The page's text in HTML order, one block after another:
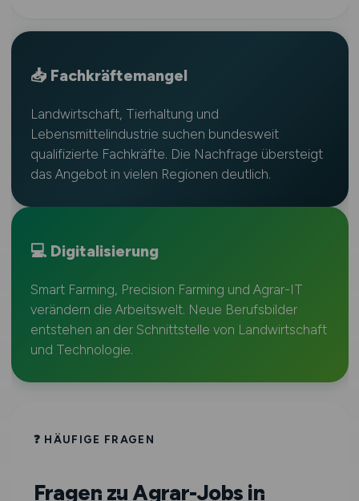
📥 Fachkräftemangel
Landwirtschaft, Tierhaltung und
Lebensmittelindustrie suchen bundesweit
qualifizierte Fachkräfte. Die Nachfrage übersteigt
das Angebot in vielen Regionen deutlich.
💻 Digitalisierung
Smart Farming, Precision Farming und Agrar-IT
verändern die Arbeitswelt. Neue Berufsbilder
entstehen an der Schnittstelle von Landwirtschaft
und Technologie.
❓ HÄUFIGE FRAGEN
Fragen zu Agrar-Jobs in